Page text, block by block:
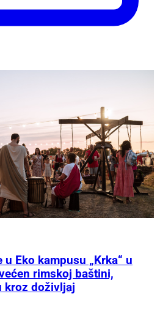
Eko kampusu „Krka“ u
rimskoj baštini,
kroz doživljaj